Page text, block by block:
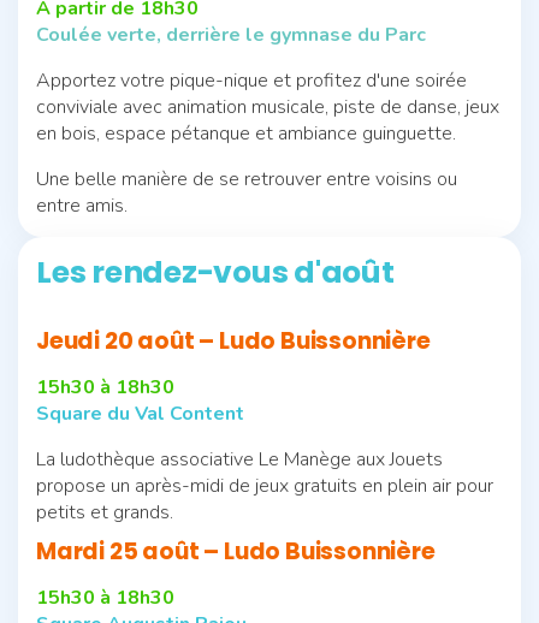
À partir de 18h30
Coulée verte, derrière le gymnase du Parc
Apportez votre pique-nique et profitez d'une soirée
conviviale avec animation musicale, piste de danse, jeux
en bois, espace pétanque et ambiance guinguette.
Une belle manière de se retrouver entre voisins ou
entre amis.
Les rendez-vous d'août
Jeudi 20 août – Ludo Buissonnière
15h30 à 18h30
Square du Val Content
La ludothèque associative Le Manège aux Jouets
propose un après-midi de jeux gratuits en plein air pour
petits et grands.
Mardi 25 août – Ludo Buissonnière
15h30 à 18h30